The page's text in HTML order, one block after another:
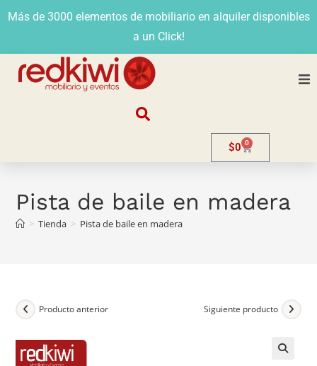
Más de 3000 elementos de mobiliario en alquiler disponibles
a un Click!
Venta
Contacto
$0 0
Pista de baile en madera
> Tienda > Pista de baile en madera
Producto anterior Siguiente producto